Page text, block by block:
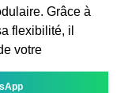
Grâce à
flexibilité, il
votre